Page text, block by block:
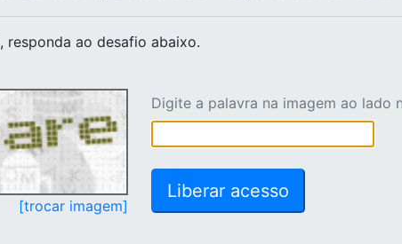
, responda ao desafio abaixo.
[trocar imagem]
Digite a palavra na imagem ao lado